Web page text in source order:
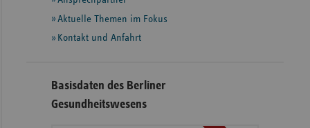
Aktuelle Themen im Fokus
Kontakt und Anfahrt
Basisdaten des Berliner
Gesundheitswesens